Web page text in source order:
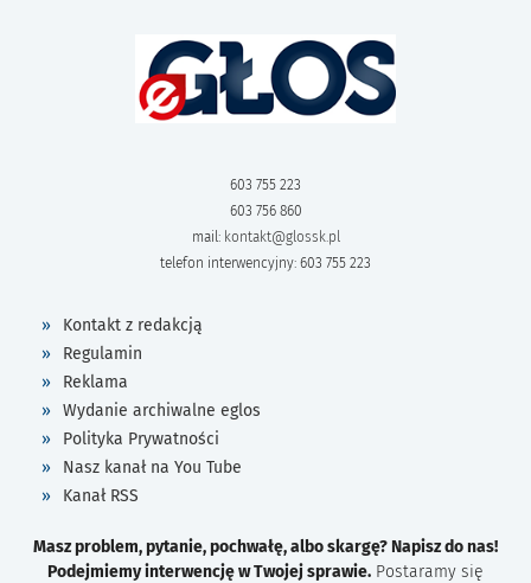
603 755 223
603 756 860
mail: kontakt@glossk.pl
telefon interwencyjny: 603 755 223
Kontakt z redakcją
Regulamin
Reklama
Wydanie archiwalne eglos
Polityka Prywatności
Nasz kanał na You Tube
Kanał RSS
Masz problem, pytanie, pochwałę, albo skargę? Napisz do nas!
Podejmiemy interwencję w Twojej sprawie. Postaramy się